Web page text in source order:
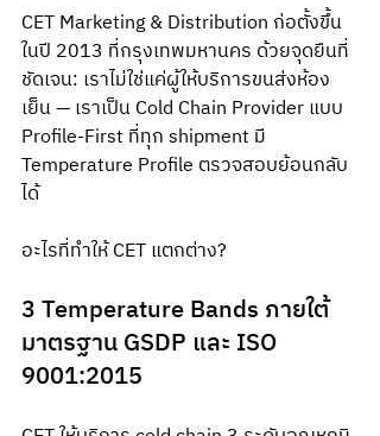
CET Marketing & Distribution ก่อตั้งขึ้น
ในปี 2013 ที่กรุงเทพมหานคร ด้วยจุดยืนที่
ชัดเจน: เราไม่ใช่แค่ผู้ให้บริการขนส่งห้อง
เย็น — เราเป็น Cold Chain Provider แบบ
Profile-First ที่ทุก shipment มี
Temperature Profile ตรวจสอบย้อนกลับ
ได้
อะไรที่ทำให้ CET แตกต่าง?
3 Temperature Bands ภายใต้
มาตรฐาน GSDP และ ISO
9001:2015